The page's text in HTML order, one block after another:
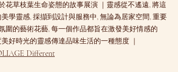
花草枝葉生命姿態的故事展演 ｜靈感從不遙遠, 將這
學靈感, 採擷到設計與服務中, 無論為居家空間, 重要
圍的藝術花藝, 每一個作品都旨在激發美好情感的
好時光的靈感傳達品味生活的一種態度 ｜
Different